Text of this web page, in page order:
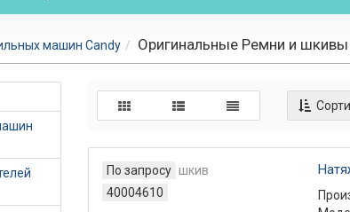
машин Candy Оригинальные Ремни и
По запросу
40004610